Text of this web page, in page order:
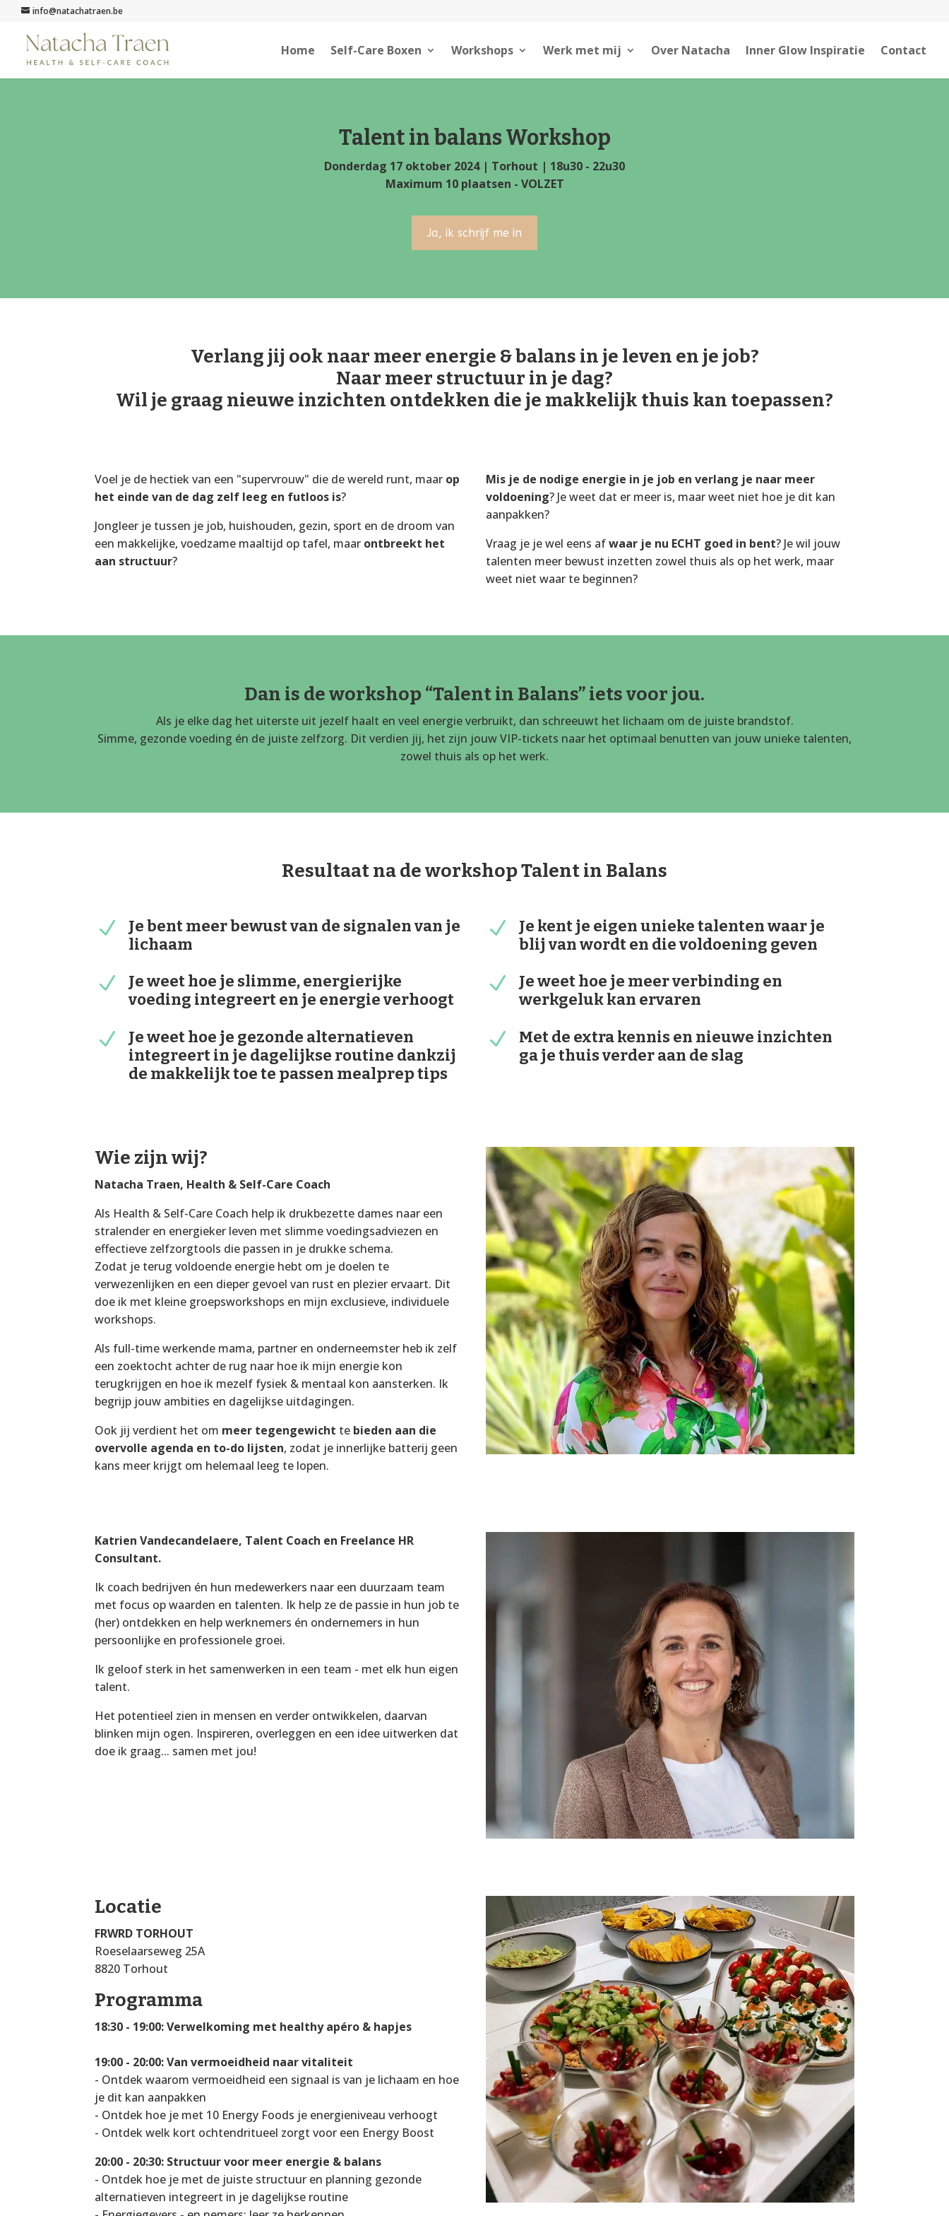
info@natachatraen.be
Home Self-Care Boxen Workshops Werk met mij Over Natacha Inner Glow Inspiratie Contact
Talent in balans Workshop
Donderdag 17 oktober 2024 | Torhout | 18u30 - 22u30
Maximum 10 plaatsen - VOLZET
Ja, ik schrijf me in
Verlang jij ook naar meer energie & balans in je leven en je job?
Naar meer structuur in je dag?
Wil je graag nieuwe inzichten ontdekken die je makkelijk thuis kan toepassen?
Voel je de hectiek van een "supervrouw" die de wereld runt, maar op
het einde van de dag zelf leeg en futloos is?
Jongleer je tussen je job, huishouden, gezin, sport en de droom van
een makkelijke, voedzame maaltijd op tafel, maar ontbreekt het
aan structuur?
Mis je de nodige energie in je job en verlang je naar meer
voldoening? Je weet dat er meer is, maar weet niet hoe je dit kan
aanpakken?
Vraag je je wel eens afwaar je nu ECHT goed in bent? Je wil jouw
talenten meer bewust inzetten zowel thuis als op het werk, maar
weet niet waar te beginnen?
Dan is de workshop “Talent in Balans” iets voor jou.
Als je elke dag het uiterste uit jezelf haalt en veel energie verbruikt, dan schreeuwt het lichaam om de juiste brandstof.
Simme, gezonde voeding én de juiste zelfzorg. Dit verdien jij, het zijn jouw VIP-tickets naar het optimaal benutten van jouw unieke talenten,
zowel thuis als op het werk.
Resultaat na de workshop Talent in Balans
N
Je bent meer bewust van de signalen van je
lichaam
N
Je weet hoe je slimme, energierijke
voeding integreert en je energie verhoogt
N
Je weet hoe je gezonde alternatieven
integreert in je dagelijkse routine dankzij
de makkelijk toe te passen mealprep tips
N
Je kent je eigen unieke talenten waar je
blij van wordt en die voldoening geven
N
Je weet hoe je meer verbinding en
werkgeluk kan ervaren
N
Met de extra kennis en nieuwe inzichten
ga je thuis verder aan de slag
Wie zijn wij?
Natacha Traen, Health & Self-Care Coach
Als Health & Self-Care Coach help ik drukbezette dames naar een
stralender en energieker leven met slimme voedingsadviezen en
effectieve zelfzorgtools die passen in je drukke schema.
Zodat je terug voldoende energie hebt om je doelen te
verwezenlijken en een dieper gevoel van rust en plezier ervaart. Dit
doe ik met kleine groepsworkshops en mijn exclusieve, individuele
workshops.
Als full-time werkende mama, partner en onderneemster heb ik zelf
een zoektocht achter de rug naar hoe ik mijn energie kon
terugkrijgen en hoe ik mezelf fysiek & mentaal kon aansterken. Ik
begrijp jouw ambities en dagelijkse uitdagingen.
Ook jij verdient het om meer tegengewicht te bieden aan die
overvolle agenda en to-do lijsten, zodat je innerlijke batterij geen
kans meer krijgt om helemaal leeg te lopen.
Katrien Vandecandelaere, Talent Coach en Freelance HR
Consultant.
Ik coach bedrijven én hun medewerkers naar een duurzaam team
met focus op waarden en talenten. Ik help ze de passie in hun job te
(her) ontdekken en help werknemers én ondernemers in hun
persoonlijke en professionele groei.
Ik geloof sterk in het samenwerken in een team - met elk hun eigen
talent.
Het potentieel zien in mensen en verder ontwikkelen, daarvan
blinken mijn ogen. Inspireren, overleggen en een idee uitwerken dat
doe ik graag... samen met jou!
Locatie
FRWRD TORHOUT
Roeselaarseweg 25A
8820 Torhout
Programma
18:30 - 19:00: Verwelkoming met healthy apéro & hapjes
19:00 - 20:00: Van vermoeidheid naar vitaliteit
- Ontdek waarom vermoeidheid een signaal is van je lichaam en hoe
je dit kan aanpakken
- Ontdek hoe je met 10 Energy Foods je energieniveau verhoogt
- Ontdek welk kort ochtendritueel zorgt voor een Energy Boost
20:00 - 20:30: Structuur voor meer energie & balans
- Ontdek hoe je met de juiste structuur en planning gezonde
alternatieven integreert in je dagelijkse routine